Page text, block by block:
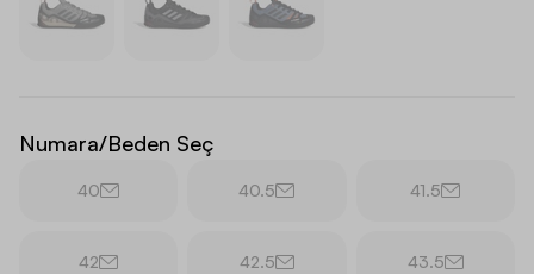
Numara/Beden Seç
40 40.5 41.5
42 42.5 43.5